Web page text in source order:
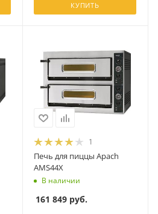
КУПИТЬ
1
Печь для пиццы Apach
AMS44X
В наличии
161 849 руб.